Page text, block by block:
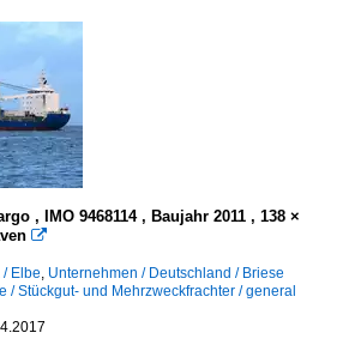
, IMO 9468114 , Baujahr 2011 , 138 ×

Elbe, Unternehmen / Deutschland / Briese
/ Stückgut- und Mehrzweckfrachter / general